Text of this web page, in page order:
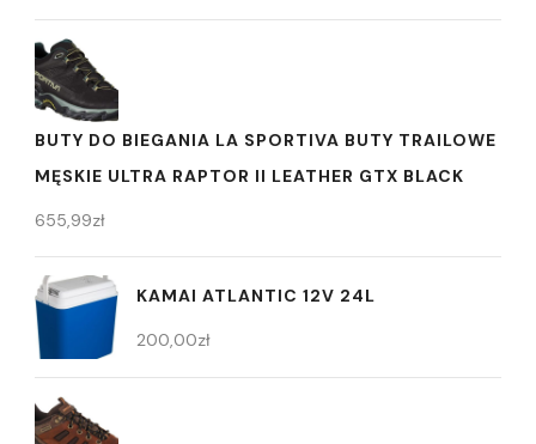
BUTY DO BIEGANIA LA SPORTIVA BUTY TRAILOWE
MĘSKIE ULTRA RAPTOR II LEATHER GTX BLACK
655,99zł
KAMAI ATLANTIC 12V 24L
200,00zł